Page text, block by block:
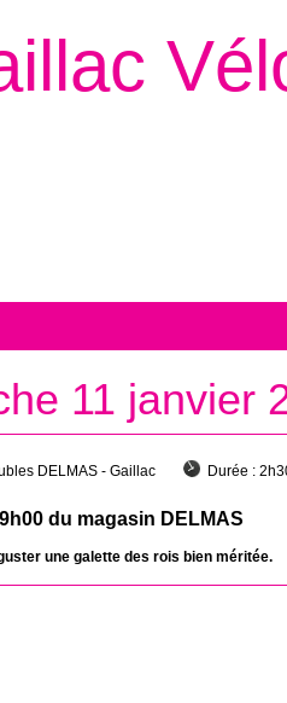
11 janvier
DELMAS - Gaillac Durée :
du magasin DELMAS
une galette des rois bien méritée.